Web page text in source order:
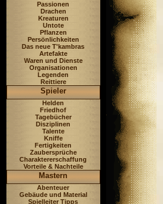
Passionen
Drachen
Kreaturen
Untote
Pflanzen
Persönlichkeiten
Das neue T'kambras
Artefakte
Waren und Dienste
Organisationen
Legenden
Reittiere
Spieler
Helden
Friedhof
Tagebücher
Disziplinen
Talente
Kniffe
Fertigkeiten
Zaubersprüche
Charaktererschaffung
Vorteile & Nachteile
Mastern
Abenteuer
Gebäude und Material
Spielleiter Tipps